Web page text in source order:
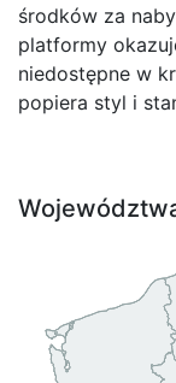
środków za
platformy
niedostępne w
popiera styl i